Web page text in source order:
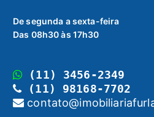
De segunda a sexta-feira
Das 08h30 às 17h30
(11) 3456-2349
(11) 98168-7702